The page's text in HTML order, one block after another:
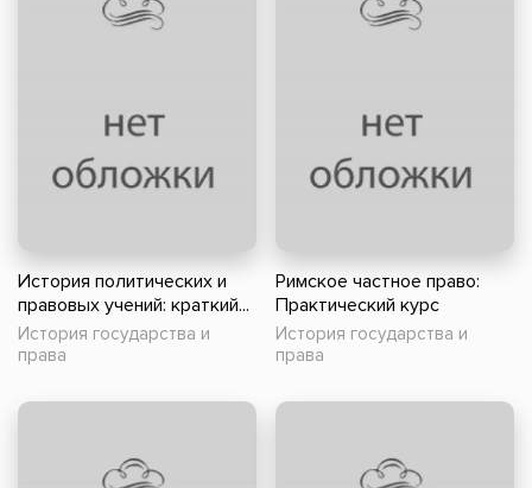
История политических и
правовых учений: краткий...
История государства и
права
Римское частное право:
Практический курс
История государства и
права